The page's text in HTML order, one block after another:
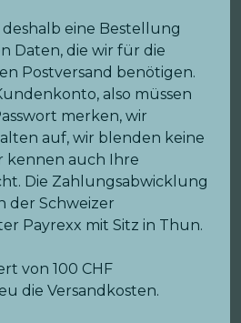
eine Bestellung
Daten, die wir für die
Postversand benötigen.
also müssen
merken, wir
auf, wir blenden keine
kennen auch Ihre
Die Zahlungsabwicklung
der Schweizer
Payrexx mit Sitz in Thun.
von 100 CHF
die Versandkosten.